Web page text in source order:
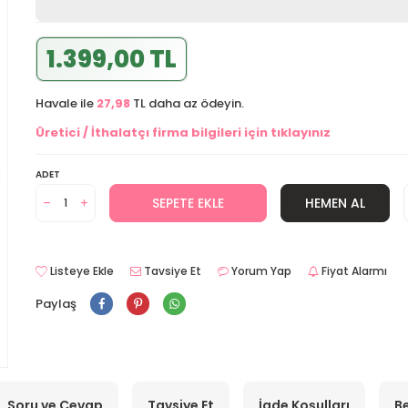
1.399,00 TL
Havale ile 27,98 TL daha az ödeyin.
Üretici / İthalatçı firma bilgileri için tıklayınız
ADET
SEPETE EKLE HEMEN AL
Listeye Ekle Tavsiye Et Yorum Yap Fiyat Alarmı
Paylaş